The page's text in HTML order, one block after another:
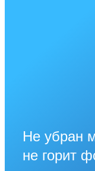
Не убран
не горит